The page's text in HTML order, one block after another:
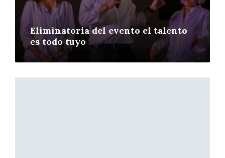
Eliminatoria del evento el talento
es todo tuyo